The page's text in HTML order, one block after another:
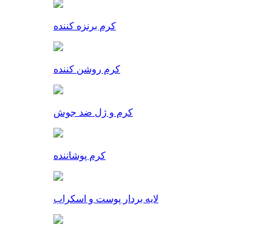
کرم برنزه کننده
کرم روشن کننده
کرم و ژل ضد جوش
کرم پوشاننده
لایه بردار پوست و اسکراب